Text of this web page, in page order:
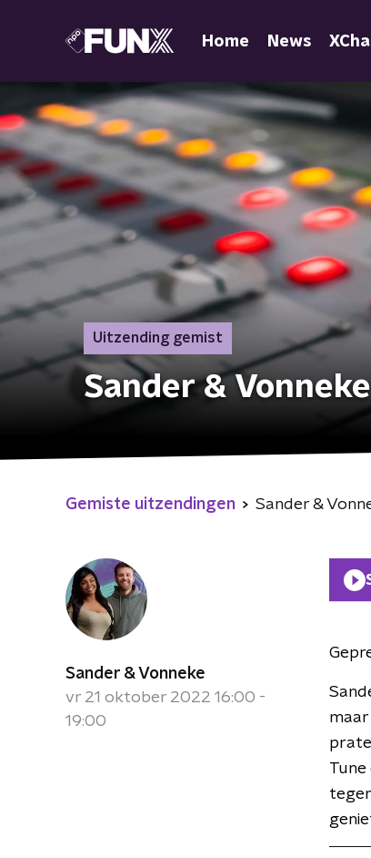
Home News
Uitzending gemist
Sander & Vonneke
Gemiste uitzendingen Sander &
Sander & Vonneke
vr 21 oktober 2022 16:00 -
19:00
maar
Tune